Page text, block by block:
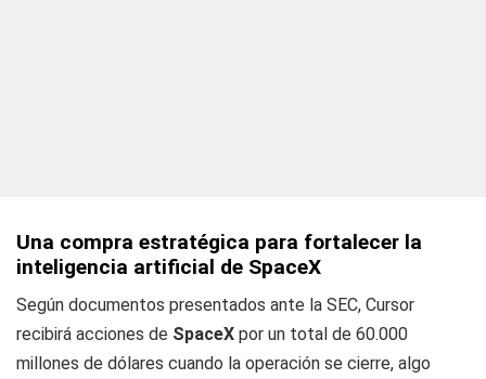
Una compra estratégica para fortalecer la
inteligencia artificial de SpaceX
Según documentos presentados ante la SEC, Cursor
recibirá acciones de SpaceX por un total de 60.000
millones de dólares cuando la operación se cierre, algo